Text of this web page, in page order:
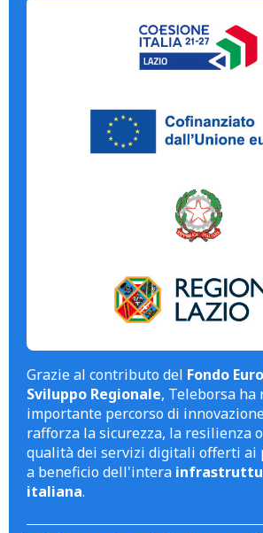
Grazie al contributo del Fondo
Sviluppo Regionale, Teleborsa
importante percorso di
rafforza la sicurezza, la resilienza
qualità dei servizi digitali offerti
a beneficio dell'intera
italiana.